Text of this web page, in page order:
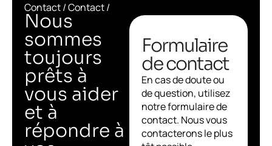
Contact / Contact /
Nous
sommes
toujours
prêts à
vous aider
et à
répondre à
Formulaire
de contact
En cas de doute ou
de question, utilisez
notre formulaire de
contact. Nous vous
contacterons le plus